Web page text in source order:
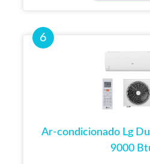
Ar-condicionado Lg
9000